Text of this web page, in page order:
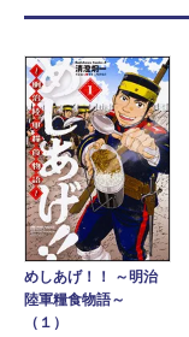
めしあげ！！ ～明治
陸軍糧食物語～
（１）